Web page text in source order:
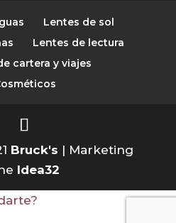
Lentes de sol
Lentes de lectura
cartera y viajes
Bruck's | Marketing
Idea32